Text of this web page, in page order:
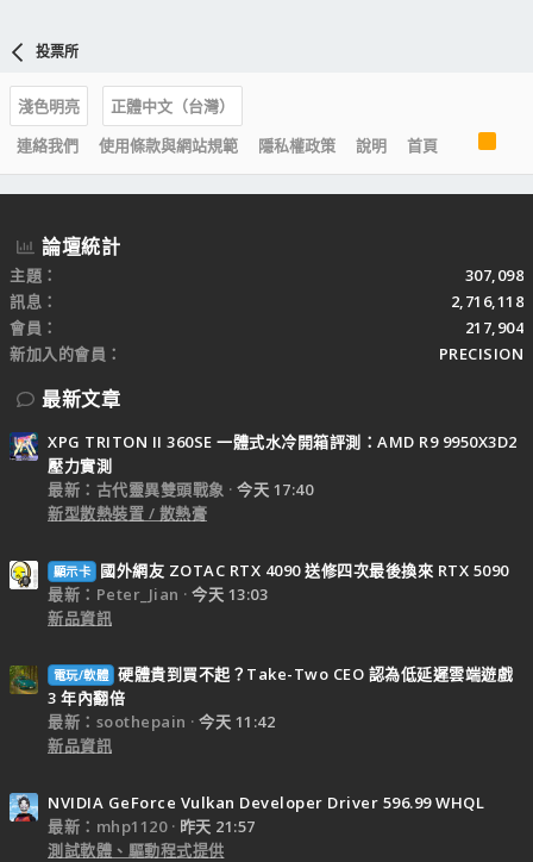
投票所
淺色明亮
正體中文（台灣）
連絡我們
使用條款與網站規範 隱私權政策 說明 首頁
S
論壇統計
主題
307,098
訊息
2,716,118
會員
217,904
新加入的會員
PRECISION
最新文章
XPG TRITON II 360SE 一體式水冷開箱評測：AMD R9 9950X3D2
壓力實測
最新：古代靈異雙頭戰象
今天 17:40
新型散熱裝置 / 散熱膏
顯示卡
國外網友 ZOTAC RTX 4090 送修四次最後換來 RTX 5090
最新：Peter_Jian
今天 13:03
新品資訊
電玩/軟體 硬體貴到買不起？Take-Two CEO 認為低延遲雲端遊戲
3 年內翻倍
最新：soothepain
今天 11:42
新品資訊
NVIDIA GeForce Vulkan Developer Driver 596.99 WHQL
最新：mhp1120
昨天 21:57
測試軟體、驅動程式提供